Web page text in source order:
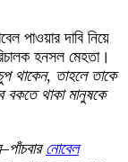
পাওয়ার দাবি নিয়ে
হনসল মেহতা।
থাকেন, তাহলে তাকে
থাকা মানুষকে
নোবেল